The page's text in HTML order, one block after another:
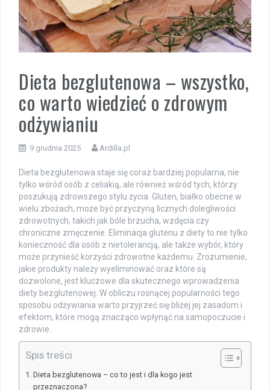
Dieta bezglutenowa – wszystko,
co warto wiedzieć o zdrowym
odżywianiu
9 grudnia 2025 Ardilla.pl
Dieta bezglutenowa staje się coraz bardziej popularna, nie
tylko wśród osób z celiakią, ale również wśród tych, którzy
poszukują zdrowszego stylu życia. Gluten, białko obecne w
wielu zbożach, może być przyczyną licznych dolegliwości
zdrowotnych, takich jak bóle brzucha, wzdęcia czy
chroniczne zmęczenie. Eliminacja glutenu z diety to nie tylko
konieczność dla osób z nietolerancją, ale także wybór, który
może przynieść korzyści zdrowotne każdemu. Zrozumienie,
jakie produkty należy wyeliminować oraz które są
dozwolone, jest kluczowe dla skutecznego wprowadzenia
diety bezglutenowej. W obliczu rosnącej popularności tego
sposobu odżywiania warto przyjrzeć się bliżej jej zasadom i
efektom, które mogą znacząco wpłynąć na samopoczucie i
zdrowie.
Spis treści
Dieta bezglutenowa – co to jest i dla kogo jest
przeznaczona?